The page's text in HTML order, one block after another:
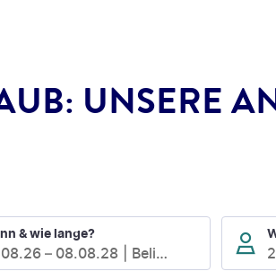
UNSERE
& wie lange?
– 08.08.28 Beliebig